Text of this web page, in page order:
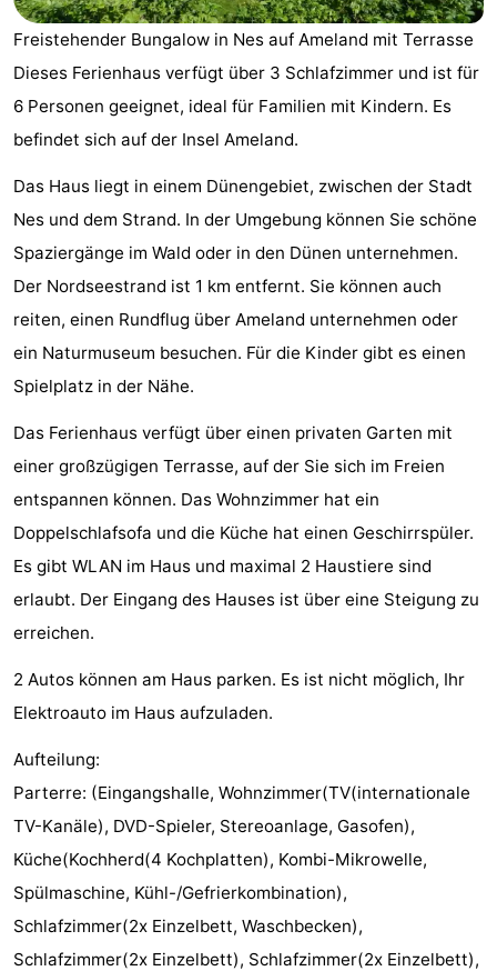
Ameland
Campingplätze
-
Boomhiemke
-
Ameland
Zimmer
Frühstück)
Strand
Sehen
tun
Museen
-
Denkmäler
Kirchen
-
Mühlen
-
-
Rundfahrten
-
Bauernhöfe
-
Spielplätze
-
Freistehender Bungalow in Nes auf Ameland mit Terrasse
Dieses Ferienhaus verfügt über 3 Schlafzimmer und ist für
6 Personen geeignet, ideal für Familien mit Kindern. Es
befindet sich auf der Insel Ameland.
Das Haus liegt in einem Dünengebiet, zwischen der Stadt
Nes und dem Strand. In der Umgebung können Sie schöne
Spaziergänge im Wald oder in den Dünen unternehmen.
Der Nordseestrand ist 1 km entfernt. Sie können auch
reiten, einen Rundflug über Ameland unternehmen oder
ein Naturmuseum besuchen. Für die Kinder gibt es einen
Spielplatz in der Nähe.
Das Ferienhaus verfügt über einen privaten Garten mit
einer großzügigen Terrasse, auf der Sie sich im Freien
entspannen können. Das Wohnzimmer hat ein
Doppelschlafsofa und die Küche hat einen Geschirrspüler.
Es gibt WLAN im Haus und maximal 2 Haustiere sind
erlaubt. Der Eingang des Hauses ist über eine Steigung zu
erreichen.
2 Autos können am Haus parken. Es ist nicht möglich, Ihr
Elektroauto im Haus aufzuladen.
Aufteilung:
Parterre: (Eingangshalle, Wohnzimmer(TV(internationale
TV-Kanäle), DVD-Spieler, Stereoanlage, Gasofen),
Küche(Kochherd(4 Kochplatten), Kombi-Mikrowelle,
Spülmaschine, Kühl-/Gefrierkombination),
Schlafzimmer(2x Einzelbett, Waschbecken),
Schlafzimmer(2x Einzelbett), Schlafzimmer(2x Einzelbett),